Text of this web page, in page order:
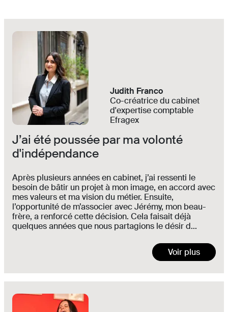
Judith Franco
Co-créatrice du cabinet
d'expertise comptable
Efragex
J’ai été poussée par ma volonté
d'indépendance
Après plusieurs années en cabinet, j’ai ressenti le
besoin de bâtir un projet à mon image, en accord avec
mes valeurs et ma vision du métier. Ensuite,
l’opportunité de m’associer avec Jérémy, mon beau-
frère, a renforcé cette décision. Cela faisait déjà
quelques années que nous partagions le désir d...
Voir plus